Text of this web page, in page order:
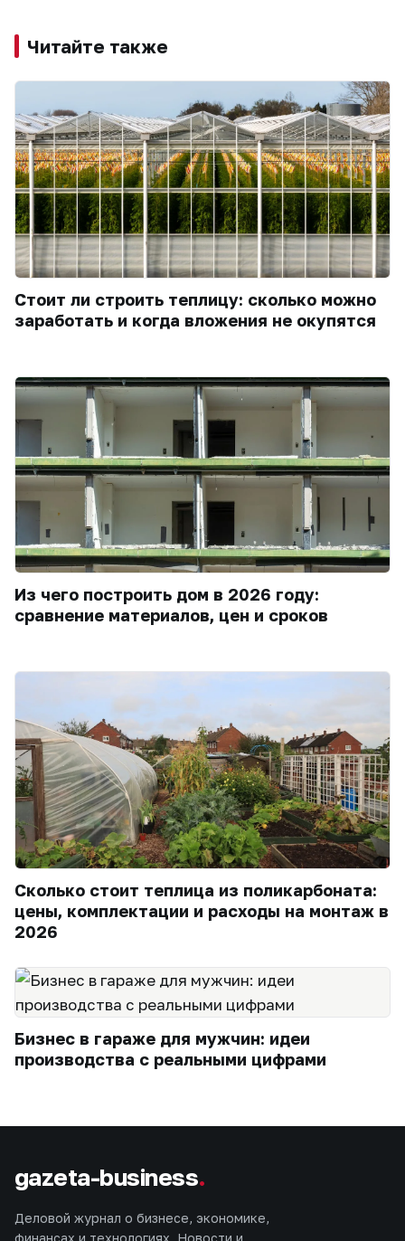
Читайте также
Стоит ли строить теплицу: сколько можно
заработать и когда вложения не окупятся
Из чего построить дом в 2026 году:
сравнение материалов, цен и сроков
Сколько стоит теплица из поликарбоната:
цены, комплектации и расходы на монтаж в
2026
Бизнес в гараже для мужчин: идеи
производства с реальными цифрами
gazeta-business.
Деловой журнал о бизнесе, экономике,
финансах и технологиях. Новости и